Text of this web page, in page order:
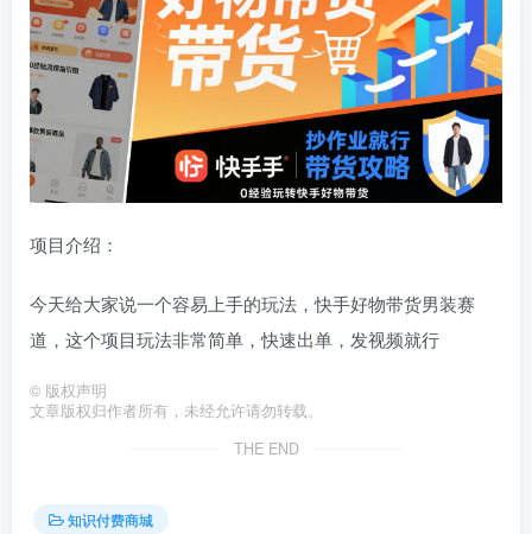
项目介绍：
今天给大家说一个容易上手的玩法，快手好物带货男装赛
道，这个项目玩法非常简单，快速出单，发视频就行
© 版权声明
文章版权归作者所有，未经允许请勿转载。
THE END
知识付费商城